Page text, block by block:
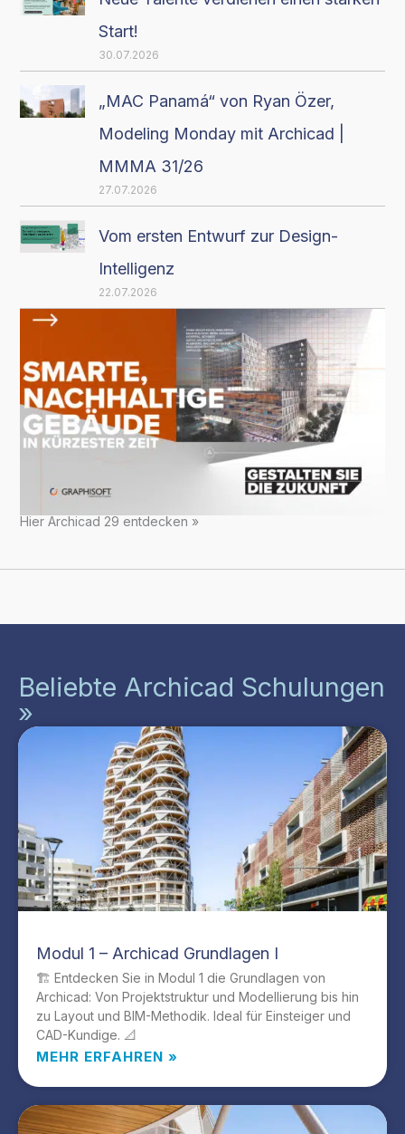
Start!
30.07.2026
„MAC Panamá“ von Ryan Özer,
Modeling Monday mit Archicad |
MMMA 31/26
27.07.2026
Vom ersten Entwurf zur Design-
Intelligenz
22.07.2026
Hier Archicad 29 entdecken »
Beliebte Archicad Schulungen
»
Modul 1 – Archicad Grundlagen I
🏗️ Entdecken Sie in Modul 1 die Grundlagen von
Archicad: Von Projektstruktur und Modellierung bis hin
zu Layout und BIM-Methodik. Ideal für Einsteiger und
CAD-Kundige. 📐
MEHR ERFAHREN »